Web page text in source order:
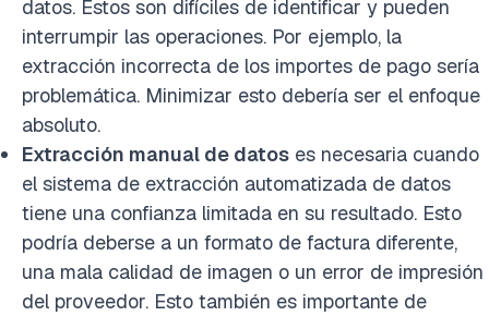
datos. Estos son difíciles de identificar y pueden
interrumpir las operaciones. Por ejemplo, la
extracción incorrecta de los importes de pago sería
problemática. Minimizar esto debería ser el enfoque
absoluto.
Extracción manual de datos es necesaria cuando
el sistema de extracción automatizada de datos
tiene una confianza limitada en su resultado. Esto
podría deberse a un formato de factura diferente,
una mala calidad de imagen o un error de impresión
del proveedor. Esto también es importante de